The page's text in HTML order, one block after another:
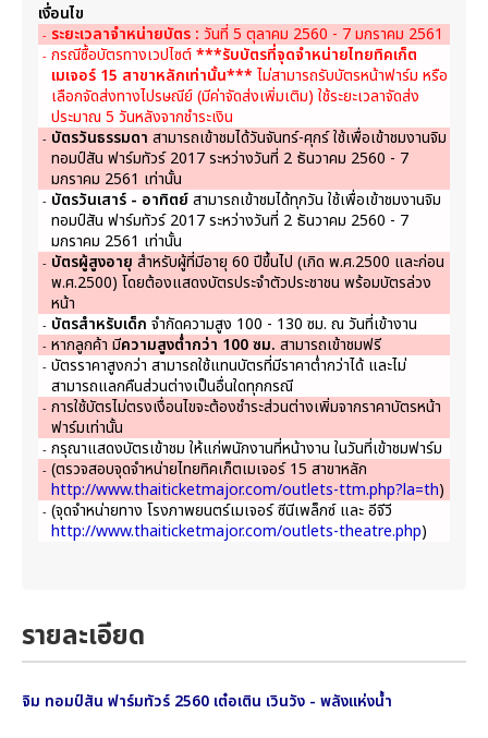
เงื่อนไข
- ระยะเวลาจำหน่ายบัตร : วันที่ 5 ตุลาคม 2560 - 7 มกราคม 2561
- กรณีซื้อบัตรทางเวปไซต์***รับบัตรที่จุดจำหน่ายไทยทิคเก็ต
เมเจอร์ 15 สาขาหลักเท่านั้น*** ไม่สามารถรับบัตรหน้าฟาร์ม หรือ
เลือกจัดส่งทางไปรษณีย์ (มีค่าจัดส่งเพิ่มเติม) ใช้ระยะเวลาจัดส่ง
ประมาณ 5 วันหลังจากชำระเงิน
- บัตรวันธรรมดา สามารถเข้าชมได้วันจันทร์-ศุกร์ ใช้เพื่อเข้าชมงานจิม
ทอมป์สัน ฟาร์มทัวร์ 2017 ระหว่างวันที่ 2 ธันวาคม 2560 - 7
มกราคม 2561 เท่านั้น
- บัตรวันเสาร์ - อาทิตย์สามารถเข้าชมได้ทุกวัน ใช้เพื่อเข้าชมงานจิม
ทอมป์สัน ฟาร์มทัวร์ 2017 ระหว่างวันที่ 2 ธันวาคม 2560 - 7
มกราคม 2561 เท่านั้น
- บัตรผู้สูงอายุ สำหรับผู้ที่มีอายุ 60 ปีขึ้นไป (เกิด พ.ศ.2500 และก่อน
พ.ศ.2500) โดยต้องแสดงบัตรประจำตัวประชาชน พร้อมบัตรล่วง
หน้า
- บัตรสำหรับเด็ก จำกัดความสูง 100 - 130 ซม. ณ วันที่เข้างาน
- หากลูกค้า มีความสูงต่ำกว่า 100 ซม. สามารถเข้าชมฟรี
- บัตรราคาสูงกว่า สามารถใช้แทนบัตรที่มีราคาต่ำกว่าได้ และไม่
สามารถแลกคืนส่วนต่างเป็นอื่นใดทุกกรณี
- การใช้บัตรไม่ตรงเงื่อนไขจะต้องชำระส่วนต่างเพิ่มจากราคาบัตรหน้า
ฟาร์มเท่านั้น
- กรุณาแสดงบัตรเข้าชม ให้แก่พนักงานที่หน้างาน ในวันที่เข้าชมฟาร์ม
- (ตรวจสอบจุดจำหน่ายไทยทิคเก็ตเมเจอร์ 15 สาขาหลัก
http://www.thaiticketmajor.com/outlets-ttm.php?la=th)
- (จุดจำหน่ายทาง โรงภาพยนตร์เมเจอร์ ซีนีเพล็กซ์ และ อีจีวี
http://www.thaiticketmajor.com/outlets-theatre.php)
รายละเอียด
จิม ทอมป์สัน ฟาร์มทัวร์ 2560 เต๋อเติน เวินวัง - พลังแห่งน้ำ